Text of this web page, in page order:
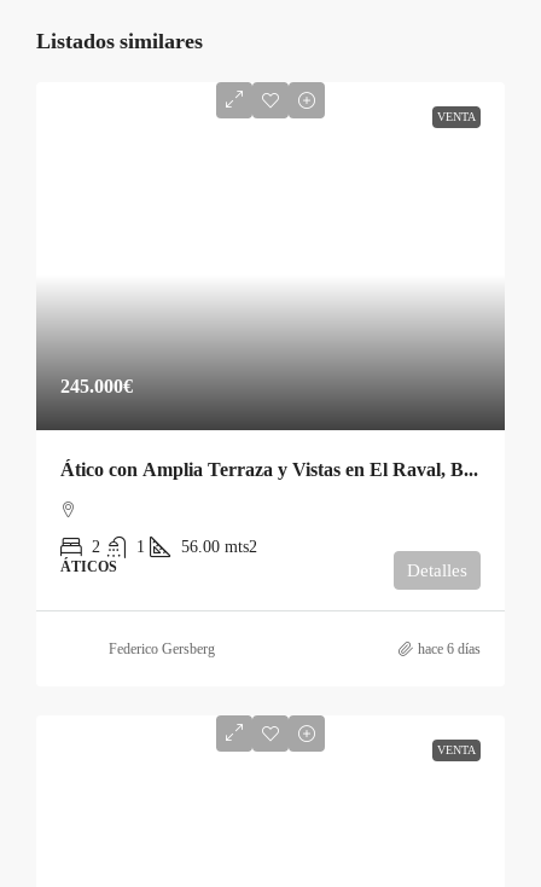
Listados similares
VENTA
245.000€
Ático con Amplia Terraza y Vistas en El Raval, Barcelona – €245.000
2 1 56.00 mts2
ÁTICOS Detalles
Federico Gersberg hace 6 días
VENTA